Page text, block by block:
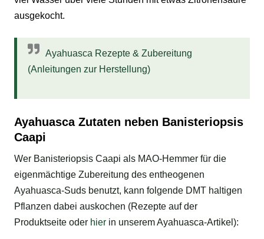
ausgekocht.
Ayahuasca Rezepte & Zubereitung
(Anleitungen zur Herstellung)
Ayahuasca Zutaten neben Banisteriopsis
Caapi
Wer Banisteriopsis Caapi als MAO-Hemmer für die
eigenmächtige Zubereitung des entheogenen
Ayahuasca-Suds benutzt, kann folgende DMT haltigen
Pflanzen dabei auskochen (Rezepte auf der
Produktseite oder hier in unserem Ayahuasca-Artikel):